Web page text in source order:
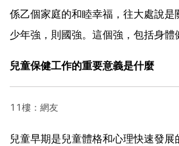
係乙個家庭的和睦幸福，往大處說是
少年強，則國強。這個強，包括身體
兒童保健工作的重要意義是什麼
11樓：網友
兒童早期是兒童體格和心理快速發展